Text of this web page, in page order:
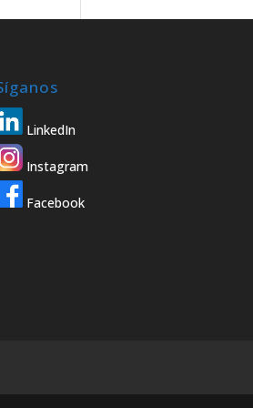
LinkedIn
Instagram
Facebook